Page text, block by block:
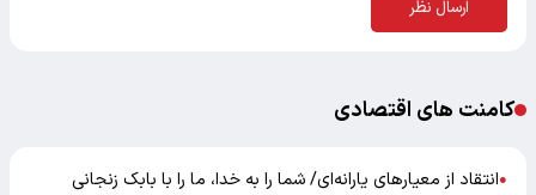
ارسال نظر
کامنت های اقتصادی
●انتقاد از معیارهای یارانه‌ای/ شما را به خدا، ما را با بابک زنجانی